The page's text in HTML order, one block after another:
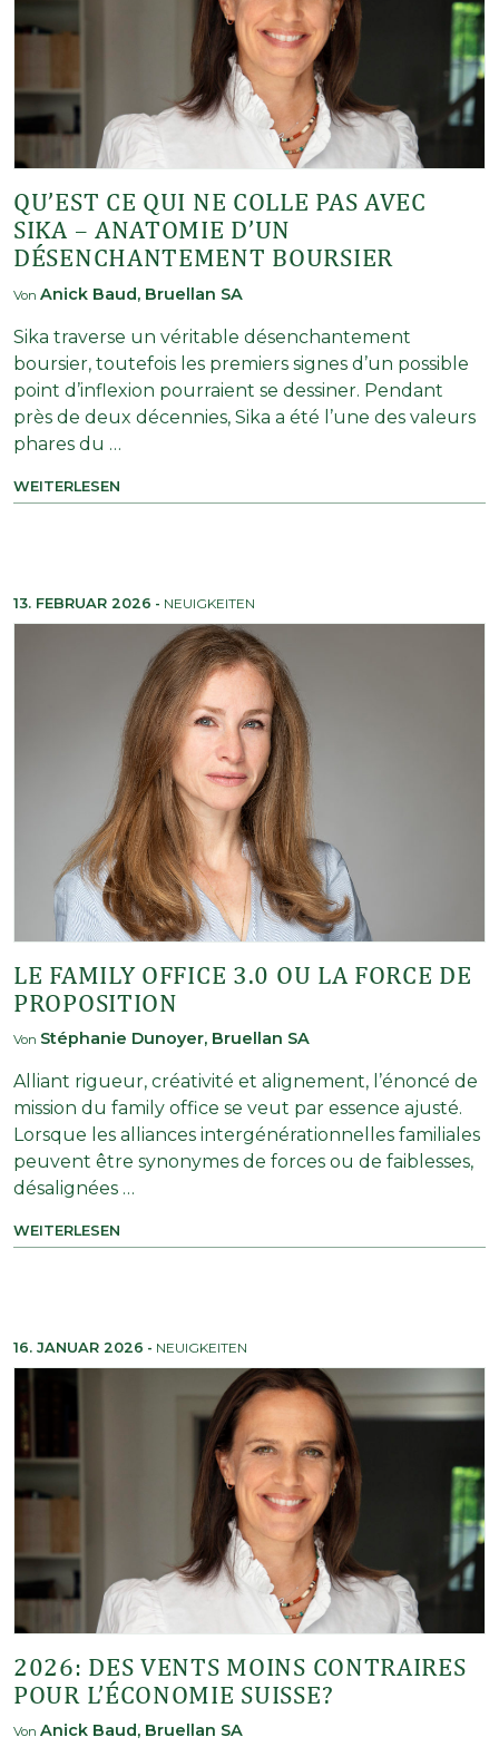
QU’EST CE QUI NE COLLE PAS AVEC
SIKA – ANATOMIE D’UN
DÉSENCHANTEMENT BOURSIER
Von Anick Baud, Bruellan SA
Sika traverse un véritable désenchantement
boursier, toutefois les premiers signes d’un possible
point d’inflexion pourraient se dessiner. Pendant
près de deux décennies, Sika a été l’une des valeurs
phares du …
WEITERLESEN
13. FEBRUAR 2026 - NEUIGKEITEN
LE FAMILY OFFICE 3.0 OU LA FORCE DE
PROPOSITION
Von Stéphanie Dunoyer, Bruellan SA
Alliant rigueur, créativité et alignement, l’énoncé de
mission du family office se veut par essence ajusté.
Lorsque les alliances intergénérationnelles familiales
peuvent être synonymes de forces ou de faiblesses,
désalignées …
WEITERLESEN
16. JANUAR 2026 - NEUIGKEITEN
2026: DES VENTS MOINS CONTRAIRES
POUR L’ÉCONOMIE SUISSE?
Von Anick Baud, Bruellan SA